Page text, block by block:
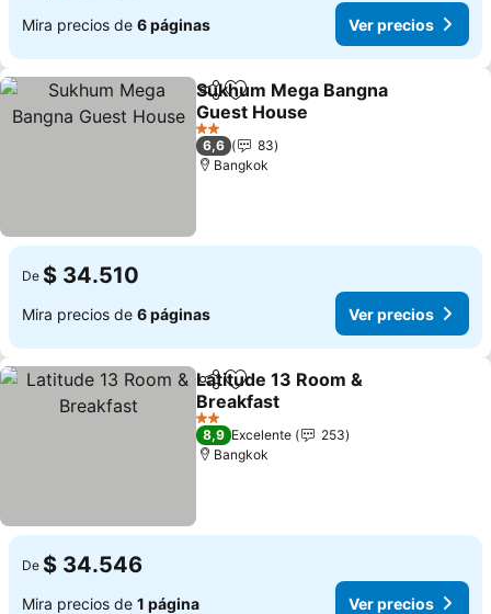
Mira precios de 6 páginas Ver precios
CompartirAgregar a favoritos
Sukhum Mega Bangna
Guest House
Ver precios
2 Estrellas
6,6
83
Bangkok
De $ 34.510
Mira precios de 6 páginas Ver precios
CompartirAgregar a favoritos
Latitude 13 Room &
Breakfast
Ver precios
2 Estrellas
8,9 Excelente
253
Bangkok
De $ 34.546
Mira precios de 1 página Ver precios